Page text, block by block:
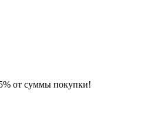
от суммы покупки!